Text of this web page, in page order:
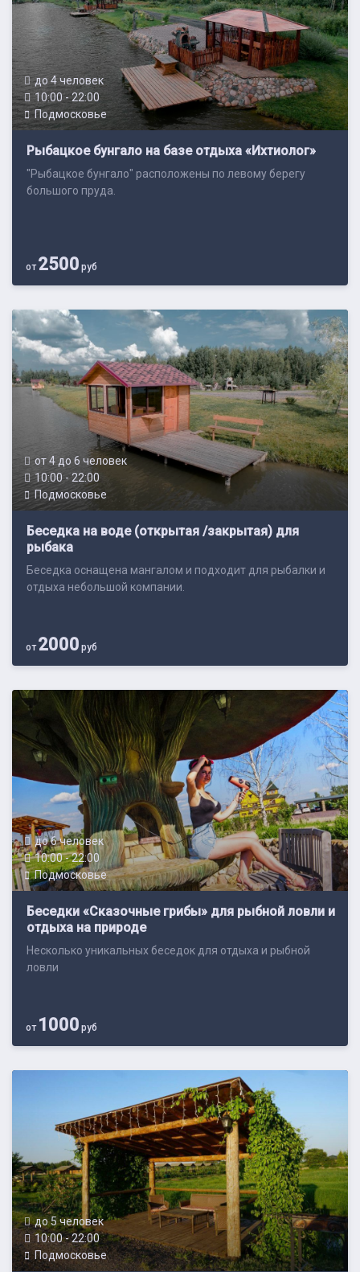
до 4 человек
10:00 - 22:00
Подмосковье
Рыбацкое бунгало на базе отдыха «Ихтиолог»
"Рыбацкое бунгало" расположены по левому берегу
большого пруда.
от2500 руб
от 4 до 6 человек
10:00 - 22:00
Подмосковье
Беседка на воде (открытая /закрытая) для
рыбака
Беседка оснащена мангалом и подходит для рыбалки и
отдыха небольшой компании.
от2000 руб
до 6 человек
10:00 - 22:00
Подмосковье
Беседки «Сказочные грибы» для рыбной ловли и
отдыха на природе
Несколько уникальных беседок для отдыха и рыбной
ловли
от 1000 руб
до 5 человек
10:00 - 22:00
Подмосковье